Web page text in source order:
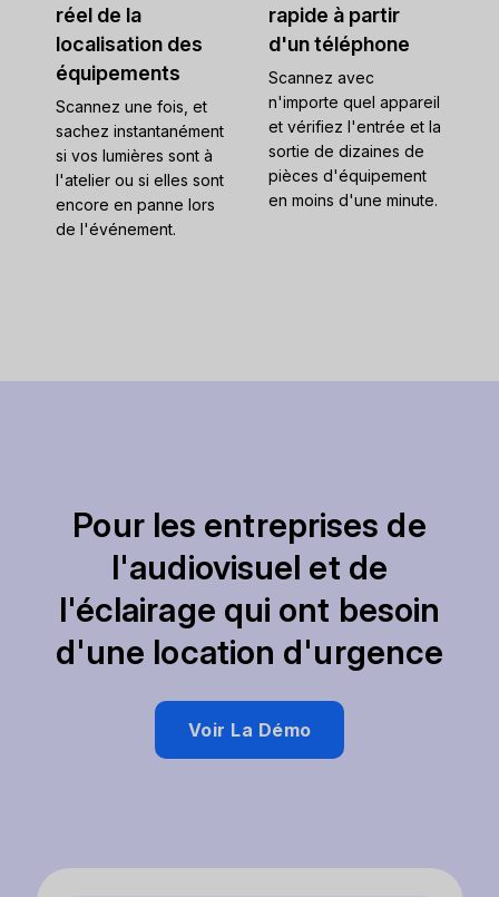
réel de la
localisation des
équipements
Scannez une fois, et
sachez instantanément
si vos lumières sont à
l'atelier ou si elles sont
encore en panne lors
de l'événement.
rapide à partir
d'un téléphone
Scannez avec
n'importe quel appareil
et vérifiez l'entrée et la
sortie de dizaines de
pièces d'équipement
en moins d'une minute.
Pour les entreprises de
l'audiovisuel et de
l'éclairage qui ont besoin
d'une location d'urgence
Voir La Démo